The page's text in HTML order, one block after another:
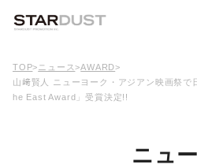
TOP> ニュース>AWARD>
山﨑賢人 ニューヨーク・アジアン映画祭
he East Award」受賞決定!!
ニュ